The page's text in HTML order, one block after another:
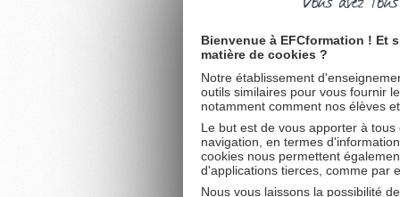
Bienvenue à EFCformation ! Et
matière de cookies ?
Notre établissement
outils similaires pour vous fournir
notamment comment nos élèves
Le but est de vous apporter à
navigation, en termes
cookies nous permettent
d'applications tierces, comme par
Nous vous laissons la possibilité